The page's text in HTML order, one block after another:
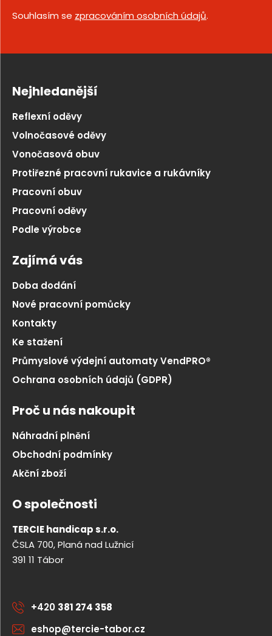
Souhlasím se zpracováním osobních údajů.
Nejhledanější
Reflexní oděvy
Volnočasové oděvy
Vonočasová obuv
Protiřezné pracovní rukavice a rukávníky
Pracovní obuv
Pracovní oděvy
Podle výrobce
Zajímá vás
Doba dodání
Nové pracovní pomůcky
Kontakty
Ke stažení
Průmyslové výdejní automaty VendPRO®
Ochrana osobních údajů (GDPR)
Proč u nás nakoupit
Náhradní plnění
Obchodní podmínky
Akční zboží
O společnosti
TERCIE handicap s.r.o.
ČSLA 700, Planá nad Lužnicí
391 11 Tábor
+420 381 274 358
eshop@tercie-tabor.cz